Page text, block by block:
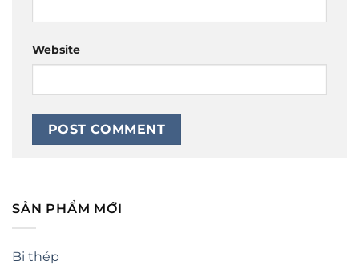
Website
SẢN PHẨM MỚI
Bi thép